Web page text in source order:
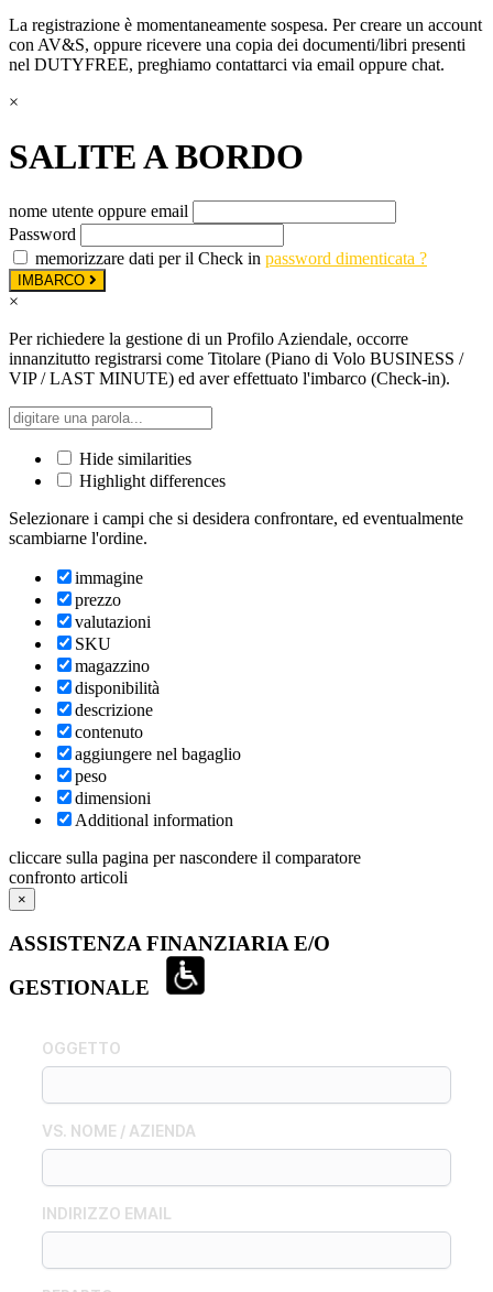
La registrazione è momentaneamente sospesa. Per creare un account
con AV&S, oppure ricevere una copia dei documenti/libri presenti
nel DUTYFREE, preghiamo contattarci via email oppure chat.
×
SALITE A BORDO
nome utente oppure email
Password
memorizzare dati per il Check in password dimenticata ?
IMBARCO
×
Per richiedere la gestione di un Profilo Aziendale, occorre
innanzitutto registrarsi come Titolare (Piano di Volo BUSINESS /
VIP / LAST MINUTE) ed aver effettuato l'imbarco (Check-in).
Hide similarities
Highlight differences
Selezionare i campi che si desidera confrontare, ed eventualmente
scambiarne l'ordine.
immagine
prezzo
valutazioni
SKU
magazzino
disponibilità
descrizione
contenuto
aggiungere nel bagaglio
peso
dimensioni
Additional information
cliccare sulla pagina per nascondere il comparatore
confronto articoli
×
ASSISTENZA FINANZIARIA E/O
GESTIONALE